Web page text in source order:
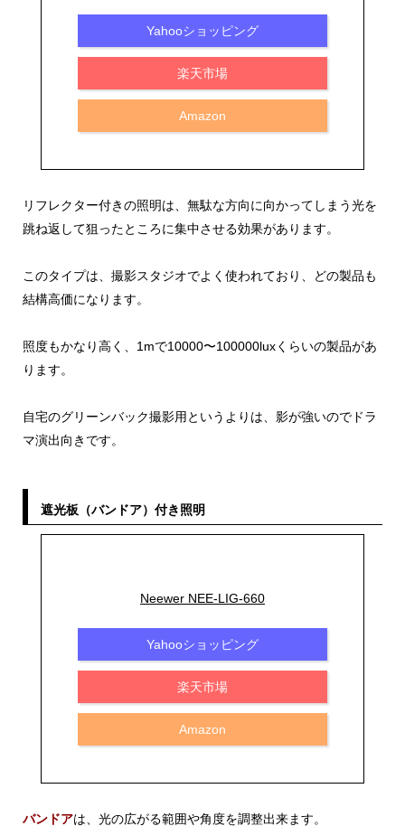
Yahooショッピング
楽天市場
Amazon
リフレクター付きの照明は、無駄な方向に向かってしまう光を
跳ね返して狙ったところに集中させる効果があります。
このタイプは、撮影スタジオでよく使われており、どの製品も
結構高価になります。
照度もかなり高く、1mで10000〜100000luxくらいの製品があ
ります。
自宅のグリーンバック撮影用というよりは、影が強いのでドラ
マ演出向きです。
遮光板（バンドア）付き照明
Neewer NEE-LIG-660
Yahooショッピング
楽天市場
Amazon
バンドアは、光の広がる範囲や角度を調整出来ます。